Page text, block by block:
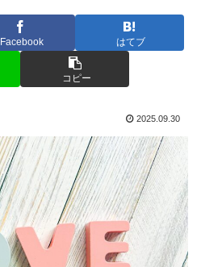
Facebook はてブ
コピー
2025.09.30